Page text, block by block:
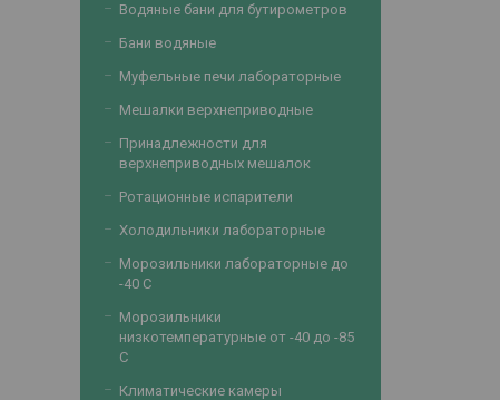
Водяные бани для бутирометров
Бани водяные
Муфельные печи лабораторные
Мешалки верхнеприводные
Принадлежности для
верхнеприводных мешалок
Ротационные испарители
Холодильники лабораторные
Морозильники лабораторные до
-40 С
Морозильники
низкотемпературные от -40 до -85
С
Климатические камеры